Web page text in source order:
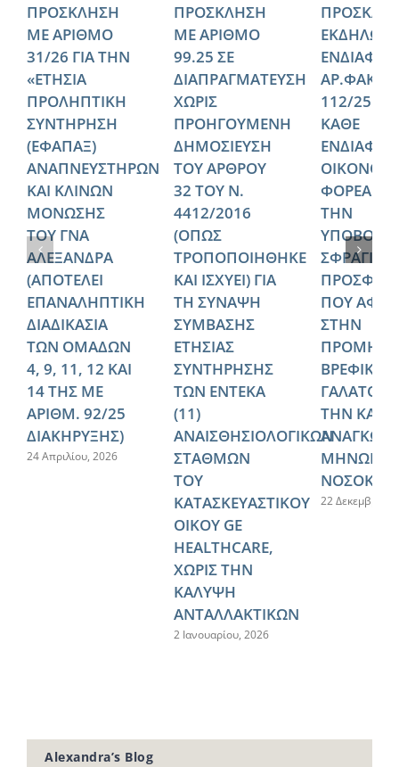
ΠΡΟΣΚΛΗΣΗ
ΜΕ ΑΡΙΘΜΟ
31/26 ΓΙΑ ΤΗΝ
«ΕΤΗΣΙΑ
ΠΡΟΛΗΠΤΙΚΗ
ΣΥΝΤΗΡΗΣΗ
(ΕΦΑΠΑΞ)
ΑΝΑΠΝΕΥΣΤΗΡΩΝ
ΚΑΙ ΚΛΙΝΩΝ
ΜΟΝΩΣΗΣ
ΤΟΥ ΓΝΑ
ΑΛΕΞΑΝΔΡΑ
(ΑΠΟΤΕΛΕΙ
ΕΠΑΝΑΛΗΠΤΙΚΗ
ΔΙΑΔΙΚΑΣΙΑ
ΤΩΝ ΟΜΑΔΩΝ
4, 9, 11, 12 ΚΑΙ
14 ΤΗΣ ΜΕ
ΑΡΙΘΜ. 92/25
ΔΙΑΚΗΡΥΞΗΣ)
24 Απριλίου, 2026
ΠΡΟΣΚΛΗΣΗ
ΜΕ ΑΡΙΘΜΟ
99.25 ΣΕ
ΔΙΑΠΡΑΓΜΑΤΕΥΣΗ
ΧΩΡΙΣ
ΠΡΟΗΓΟΥΜΕΝΗ
ΔΗΜΟΣΙΕΥΣΗ
ΤΟΥ ΑΡΘΡΟΥ
32 ΤΟΥ Ν.
4412/2016
(ΟΠΩΣ
ΤΡΟΠΟΠΟΙΗΘΗΚΕ
ΚΑΙ ΙΣΧΥΕΙ) ΓΙΑ
ΤΗ ΣΥΝΑΨΗ
ΣΥΜΒΑΣΗΣ
ΕΤΗΣΙΑΣ
ΣΥΝΤΗΡΗΣΗΣ
ΤΩΝ ΕΝΤΕΚΑ
(11)
ΑΝΑΙΣΘΗΣΙΟΛΟΓΙΚΩΝ
ΣΤΑΘΜΩΝ
ΤΟΥ
ΚΑΤΑΣΚΕΥΑΣΤΙΚΟΥ
ΟΙΚΟΥ GE
HEALTHCARE,
ΧΩΡΙΣ ΤΗΝ
ΚΑΛΥΨΗ
ΑΝΤΑΛΛΑΚΤΙΚΩΝ
2 Ιανουαρίου, 2026
112/25
ΚΑΘΕ
ΦΟΡΕΑ ΓΙΑ
ΤΗΝ
ΥΠΟΒΟΛΗ
ΠΟΥ
ΣΤΗΝ
ΒΡΕΦΙΚΟΥ
ΓΑΛΑΤΟΣ,
ΤΗΝ
ΑΝΑΓΚΩΝ
ΜΗΝΩΝ
22
Alexandra’s Blog